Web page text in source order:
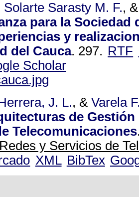
Solarte Sarasty M. F.,
para la Sociedad
y
del Cauca. 297. RTF
Scholar
J. L., & Varela
de Gestión
Telecomunicaciones
y Servicios de
XML BibTex